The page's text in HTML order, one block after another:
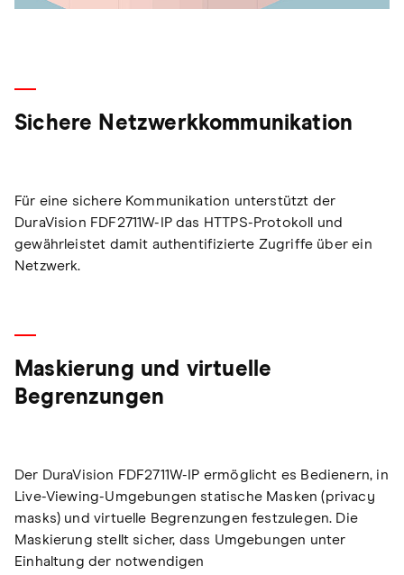
Sichere Netzwerkkommunikation
Für eine sichere Kommunikation unterstützt der
DuraVision FDF2711W-IP das HTTPS-Protokoll und
gewährleistet damit authentifizierte Zugriffe über ein
Netzwerk.
Maskierung und virtuelle
Begrenzungen
Der DuraVision FDF2711W-IP ermöglicht es Bedienern, in
Live-Viewing-Umgebungen statische Masken (privacy
masks) und virtuelle Begrenzungen festzulegen. Die
Maskierung stellt sicher, dass Umgebungen unter
Einhaltung der notwendigen